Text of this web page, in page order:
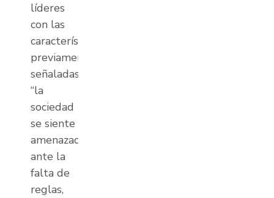
líderes
con las
características
previamente
señaladas,
“la
sociedad
se siente
amenazada
ante la
falta de
reglas,